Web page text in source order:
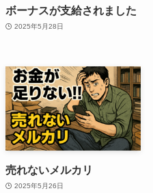
ボーナスが支給されました
2025年5月28日
売れないメルカリ
2025年5月26日